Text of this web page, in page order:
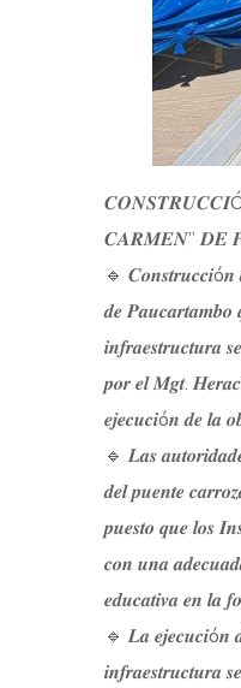
𝑪𝑨𝑹𝑴𝑬𝑵” 𝑫𝑬
🔹 𝑪𝒐𝒏𝒔𝒕𝒓𝒖𝒄𝒄𝒊ó𝒏
𝒅𝒆 𝑷𝒂𝒖𝒄𝒂𝒓𝒕𝒂𝒎𝒃𝒐
𝒑𝒐𝒓 𝒆𝒍 𝑴𝒈𝒕.
𝒆𝒋𝒆𝒄𝒖𝒄𝒊ó𝒏 𝒅𝒆 𝒍𝒂
🔹 𝑳𝒂𝒔
𝒅𝒆𝒍 𝒑𝒖𝒆𝒏𝒕𝒆
𝒑𝒖𝒆𝒔𝒕𝒐 𝒒𝒖𝒆 𝒍𝒐𝒔
𝒄𝒐𝒏 𝒖𝒏𝒂
𝒆𝒅𝒖𝒄𝒂𝒕𝒊𝒗𝒂 𝒆𝒏 𝒍𝒂
🔹 𝑳𝒂 𝒆𝒋𝒆𝒄𝒖𝒄𝒊ó𝒏
𝒊𝒏𝒇𝒓𝒂𝒆𝒔𝒕𝒓𝒖𝒄𝒕𝒖𝒓𝒂